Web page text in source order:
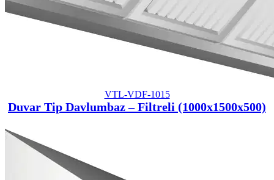
VTL-VDF-1015
Duvar Tip Davlumbaz – Filtreli (1000x1500x500)